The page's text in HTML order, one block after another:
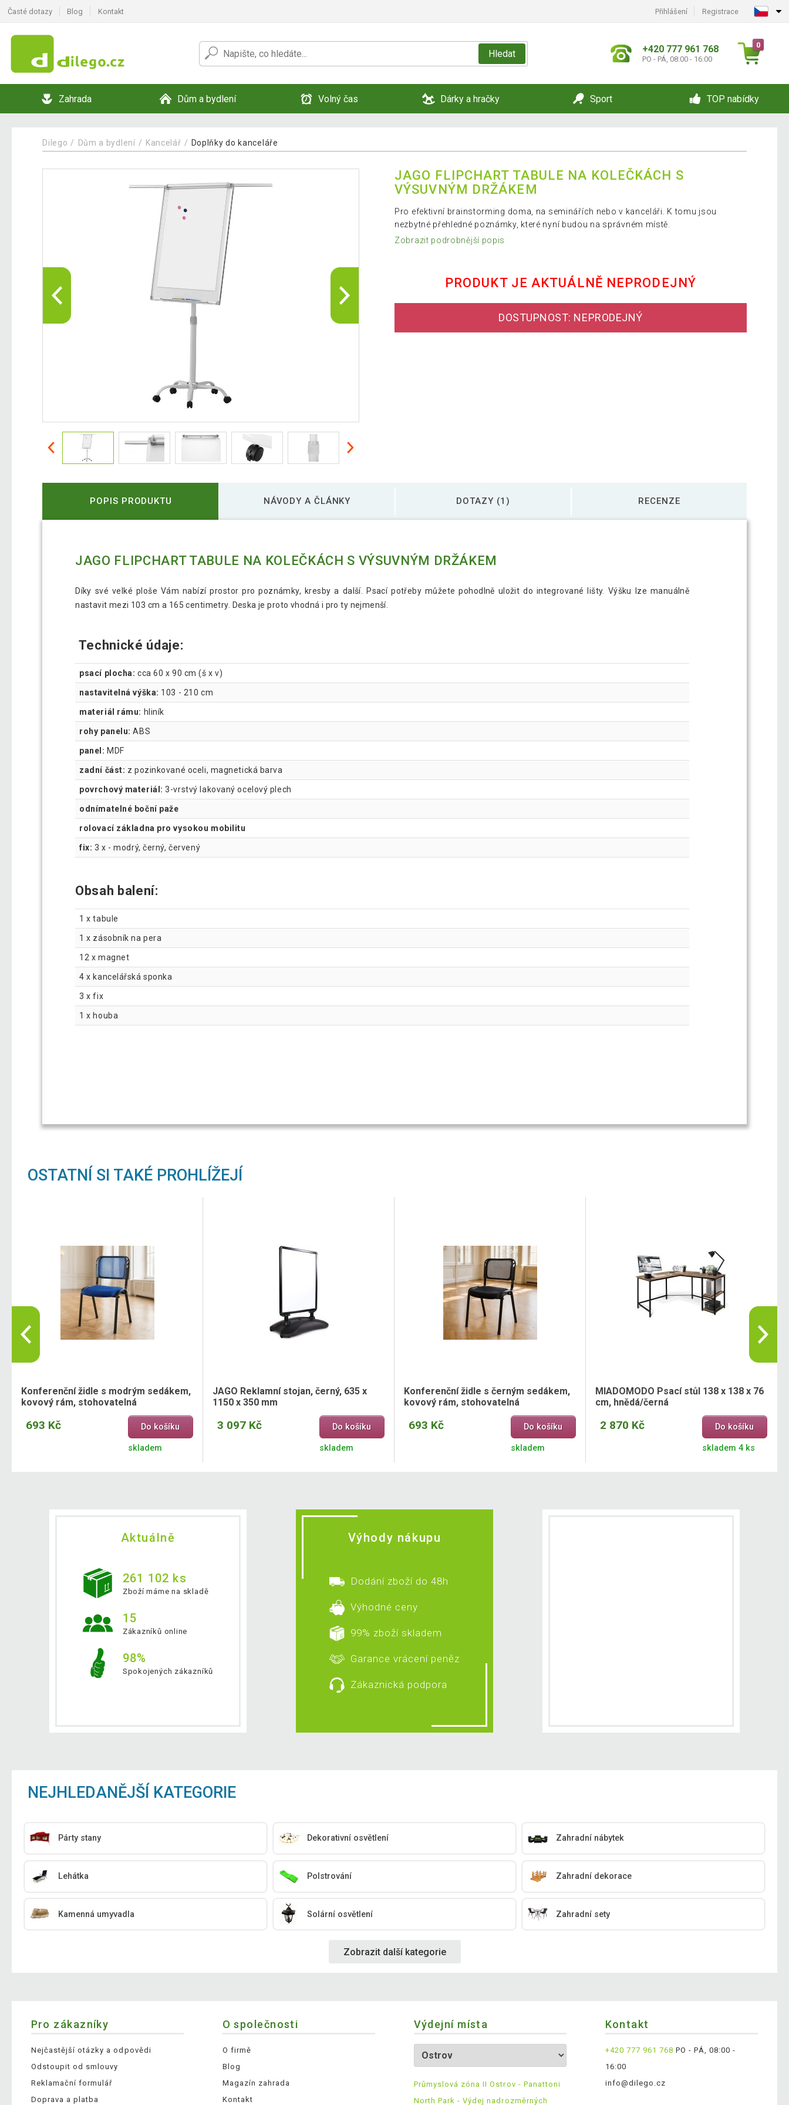
Časté dotazy Blog Kontakt Přihlášení Registrace
Hledat +420 777 961 768
PO - PÁ, 08:00 - 16:00
0
Zahrada Dům a bydlení Volný čas Dárky a hračky Sport TOP nabídky
Dilego Dům a bydlení Kancelář Doplňky do kanceláře
JAGO FLIPCHART TABULE NA KOLEČKÁCH S
VÝSUVNÝM DRŽÁKEM
Pro efektivní brainstorming doma, na seminářích nebo v kanceláři. K tomu jsou
nezbytné přehledné poznámky, které nyní budou na správném místě.
Zobrazit podrobnější popis
PRODUKT JE AKTUÁLNĚ NEPRODEJNÝ
DOSTUPNOST: NEPRODEJNÝ
POPIS PRODUKTU NÁVODY A ČLÁNKY DOTAZY (1) RECENZE
JAGO FLIPCHART TABULE NA KOLEČKÁCH S VÝSUVNÝM DRŽÁKEM
Díky své velké ploše Vám nabízí prostor pro poznámky, kresby a další. Psací potřeby můžete pohodlně uložit do integrované lišty. Výšku lze manuálně
nastavit mezi 103 cm a 165 centimetry. Deska je proto vhodná i pro ty nejmenší.
Technické údaje:
psací plocha: cca 60 x 90 cm (š x v)
nastavitelná výška: 103 - 210 cm
materiál rámu: hliník
rohy panelu: ABS
panel: MDF
zadní část: z pozinkované oceli, magnetická barva
povrchový materiál: 3-vrstvý lakovaný ocelový plech
odnímatelné boční paže
rolovací základna pro vysokou mobilitu
fix: 3 x - modrý, černý, červený
Obsah balení:
1 x tabule
1 x zásobník na pera
12 x magnet
4 x kancelářská sponka
3 x fix
1 x houba
OSTATNÍ SI TAKÉ PROHLÍŽEJÍ
Konferenční židle s modrým sedákem,
kovový rám, stohovatelná
693 Kč Do košíku
skladem
JAGO Reklamní stojan, černý, 635 x
1150 x 350 mm
3 097 Kč Do košíku
skladem
Konferenční židle s černým sedákem,
kovový rám, stohovatelná
693 Kč Do košíku
skladem
MIADOMODO Psací stůl 138 x 138 x 76
cm, hnědá/černá
2 870 Kč Do košíku
skladem 4 ks
Aktuálně
261 102 ks
Zboží máme na skladě
15
Zákazníků online
98%
Spokojených zákazníků
Výhody nákupu
Dodání zboží do 48h
Výhodné ceny
99% zboží skladem
Garance vrácení peněz
Zákaznická podpora
NEJHLEDANĚJŠÍ KATEGORIE
Párty stany Dekorativní osvětlení Zahradní nábytek
Lehátka Polstrování Zahradní dekorace
Kamenná umyvadla Solární osvětlení Zahradní sety
Zobrazit další kategorie
Pro zákazníky
Nejčastější otázky a odpovědi
Odstoupit od smlouvy
Reklamační formulář
Doprava a platba
O společnosti
O firmě
Blog
Magazín zahrada
Kontakt
Výdejní místa
Průmyslová zóna II Ostrov - Panattoni
North Park - Výdej nadrozměrných
Kontakt
+420 777 961 768 PO - PÁ, 08:00 -
16:00
info@dilego.cz